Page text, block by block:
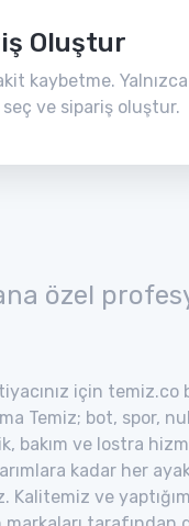
Oluştur
kaybetme. Yalnızca
ve sipariş oluştur.
özel
için temiz.co
Temiz; bot, spor,
bakım ve lostra
kadar her
ve